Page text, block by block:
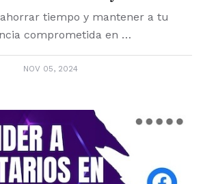
tiempo y mantener a tu
comprometida en …
NOV 05, 2024